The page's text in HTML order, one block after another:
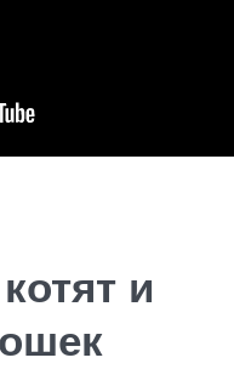
и